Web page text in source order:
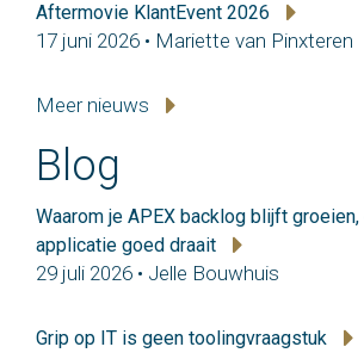
Aftermovie KlantEvent 2026
17 juni 2026 • Mariette van Pinxteren
Meer nieuws
Blog
Waarom je APEX backlog blijft
applicatie goed draait
29 juli 2026 • Jelle Bouwhuis
Grip op IT is geen toolingvraagstuk